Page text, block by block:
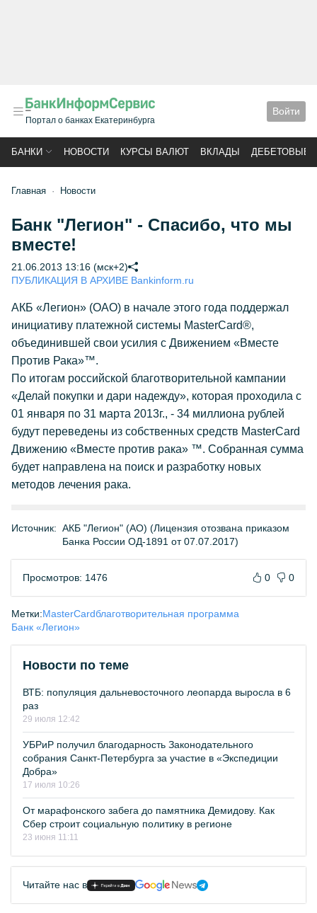
Портал о банках Екатеринбурга
Войти
БАНКИ НОВОСТИ КУРСЫ ВАЛЮТ ВКЛАДЫ ДЕБЕТОВЫЕ
Главная Новости
Банк "Легион" - Спасибо, что мы
вместе!
21.06.2013 13:16 (мск+2)
ПУБЛИКАЦИЯ В АРХИВЕ Bankinform.ru
АКБ «Легион» (ОАО) в начале этого года поддержал
инициативу платежной системы MasterCard®,
объединившей свои усилия с Движением «Вместе
Против Рака»™.
По итогам российской благотворительной кампании
«Делай покупки и дари надежду», которая проходила с
01 января по 31 марта 2013г., - 34 миллиона рублей
будут переведены из собственных средств MasterCard
Движению «Вместе против рака» ™. Собранная сумма
будет направлена на поиск и разработку новых
методов лечения рака.
Источник: АКБ "Легион" (АО) (Лицензия отозвана приказом
Банка России ОД-1891 от 07.07.2017)
Просмотров: 1476 0 0
Метки:MasterCardблаготворительная программа
Банк «Легион»
Новости по теме
ВТБ: популяция дальневосточного леопарда выросла в 6
раз
29 июля 12:42
УБРиР получил благодарность Законодательного
собрания Санкт-Петербурга за участие в «Экспедиции
Добра»
17 июля 10:26
От марафонского забега до памятника Демидову. Как
Сбер строит социальную политику в регионе
23 июня 11:11
Читайте нас в